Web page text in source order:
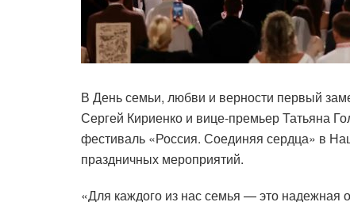
В День семьи, любви и верности первый
Сергей Кириенко и вице-премьер Татьяна
фестиваль «Россия. Соединяя сердца» в
праздничных мероприятий.
«Для каждого из нас семья — это надежная